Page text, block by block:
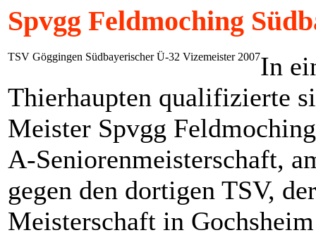
Spvgg Feldmoching
TSV Göggingen Südbayerischer Ü-32 Vizemeister 2007In
Thierhaupten qualifizierte
Meister Spvgg
A-Seniorenmeisterschaft,
gegen den dortigen TSV,
Meisterschaft in